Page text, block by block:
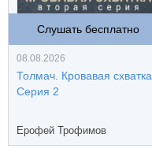
Слушать бесплатно
08.08.2026
Толмач. Кровавая схватка.
Серия 2
Ерофей Трофимов